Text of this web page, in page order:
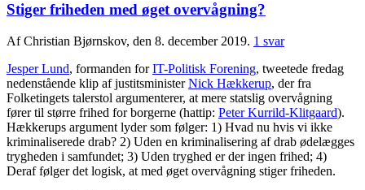
Stiger friheden med øget overvågning?
Af Christian Bjørnskov, den 8. december 2019. 1 svar
Jesper Lund, formanden forIT-Politisk Forening, tweetede fredag
nedenstående klip af justitsministerNick Hækkerup, der fra
Folketingets talerstol argumenterer, at mere statslig overvågning
fører til større frihed for borgerne (hattip: Peter Kurrild-Klitgaard).
Hækkerups argument lyder som følger: 1) Hvad nu hvis vi ikke
kriminaliserede drab? 2) Uden en kriminalisering af drab ødelægges
trygheden i samfundet; 3) Uden tryghed er der ingen frihed; 4)
Deraf følger det logisk, at med øget overvågning stiger friheden.